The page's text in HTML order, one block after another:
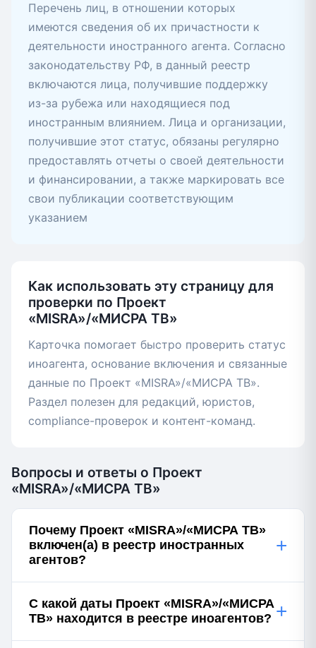
Перечень лиц, в отношении которых
имеются сведения об их причастности к
деятельности иностранного агента. Согласно
законодательству РФ, в данный реестр
включаются лица, получившие поддержку
из-за рубежа или находящиеся под
иностранным влиянием. Лица и организации,
получившие этот статус, обязаны регулярно
предоставлять отчеты о своей деятельности
и финансировании, а также маркировать все
свои публикации соответствующим
указанием
Как использовать эту страницу для
проверки по Проект
«MISRA»/«МИСРА ТВ»
Карточка помогает быстро проверить статус
иноагента, основание включения и связанные
данные по Проект «MISRA»/«МИСРА ТВ».
Раздел полезен для редакций, юристов,
compliance-проверок и контент-команд.
Вопросы и ответы о Проект
«MISRA»/«МИСРА ТВ»
Почему Проект «MISRA»/«МИСРА ТВ»
включен(а) в реестр иностранных
агентов?
+
С какой даты Проект «MISRA»/«МИСРА
ТВ» находится в реестре иноагентов? +